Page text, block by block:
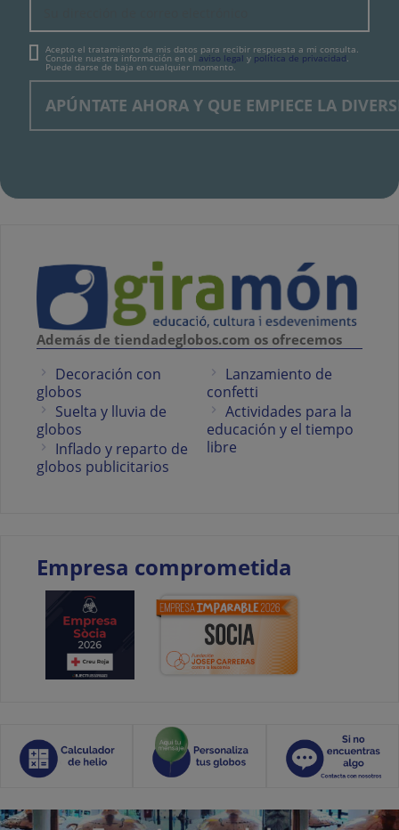
Acepto el tratamiento de mis datos para recibir respuesta a mi consulta.
Consulte nuestra información en el aviso legal y política de privacidad.
Puede darse de baja en cualquier momento.
Además de tiendadeglobos.com os ofrecemos
Decoración con
globos
Suelta y lluvia de
globos
Inflado y reparto de
globos publicitarios
Lanzamiento de
confetti
Actividades para la
educación y el tiempo
libre
Empresa comprometida